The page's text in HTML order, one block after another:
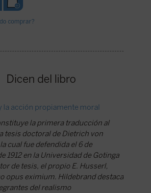
comprar?
Dicen del libro
la acción propiamente moral
la primera traducción al
tesis doctoral de Dietrich von
cual fue defendida el 6 de
1912 en la Universidad de Gotinga
de tesis, el propio E. Husserl,
opus eximium. Hildebrand destaca
del realismo